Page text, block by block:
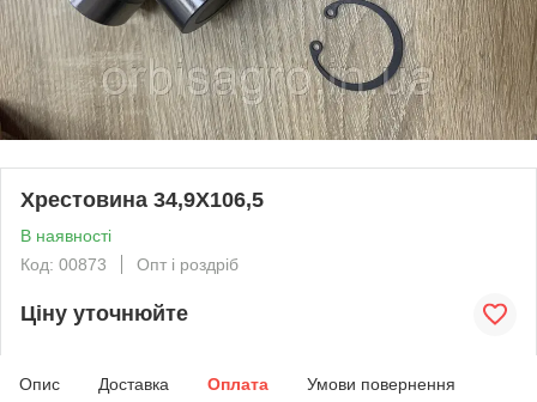
Хрестовина 34,9X106,5
В наявності
Код: 00873
Опт і роздріб
Ціну уточнюйте
Опис Доставка Оплата Умови повернення